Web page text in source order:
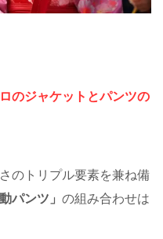
のジャケットとパンツの
のトリプル要素を兼ね備
パンツ」 の組み合わせは